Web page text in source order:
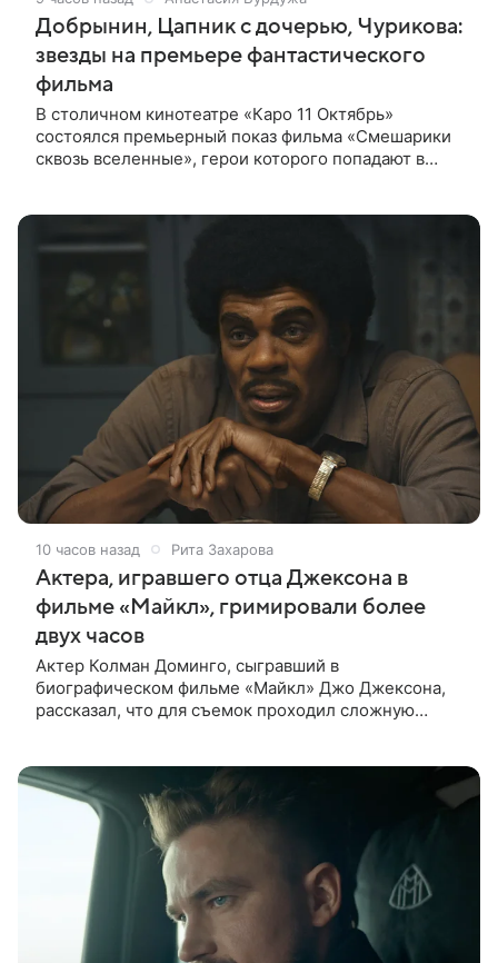
Добрынин, Цапник с дочерью, Чурикова:
звезды на премьере фантастического
фильма
В столичном кинотеатре «Каро 11 Октябрь»
состоялся премьерный показ фильма «Смешарики
сквозь вселенные», герои которого попадают в
10 часов назад Рита Захарова
Актера, игравшего отца Джексона в
фильме «Майкл», гримировали более
двух часов
Актер Колман Доминго, сыгравший в
биографическом фильме «Майкл» Джо Джексона,
рассказал, что для съемок проходил сложную